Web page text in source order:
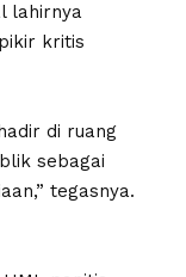
lahirnya
kritis
di ruang
sebagai
tegasnya.